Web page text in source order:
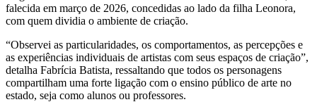
falecida em março de 2026, concedidas ao lado da filha Leonora,
com quem dividia o ambiente de criação.
“Observei as particularidades, os comportamentos, as percepções e
as experiências individuais de artistas com seus espaços de criação”,
detalha Fabrícia Batista, ressaltando que todos os personagens
compartilham uma forte ligação com o ensino público de arte no
estado, seja como alunos ou professores.